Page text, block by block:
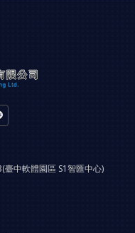
中軟體園區 S1智匯中心)